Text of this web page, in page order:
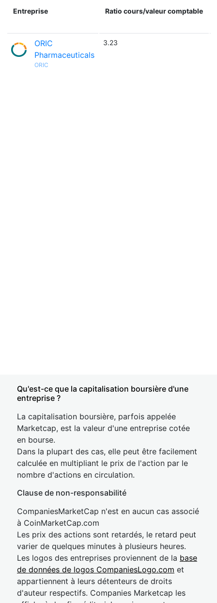
Entreprise Ratio cours/valeur comptable
ORIC
Pharmaceuticals
ORIC
3.23
Qu'est-ce que la capitalisation boursière d'une
entreprise ?
La capitalisation boursière, parfois appelée
Marketcap, est la valeur d'une entreprise cotée
en bourse.
Dans la plupart des cas, elle peut être facilement
calculée en multipliant le prix de l'action par le
nombre d'actions en circulation.
Clause de non-responsabilité
CompaniesMarketCap n'est en aucun cas associé
à CoinMarketCap.com
Les prix des actions sont retardés, le retard peut
varier de quelques minutes à plusieurs heures.
Les logos des entreprises proviennent de la base
de données de logos CompaniesLogo.com et
appartiennent à leurs détenteurs de droits
d'auteur respectifs. Companies Marketcap les